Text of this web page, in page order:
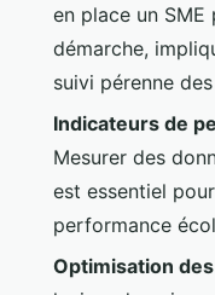
en place un
démarche,
suivi pérenne
Indicateurs de
Mesurer des
est essentiel
performance
Optimisation